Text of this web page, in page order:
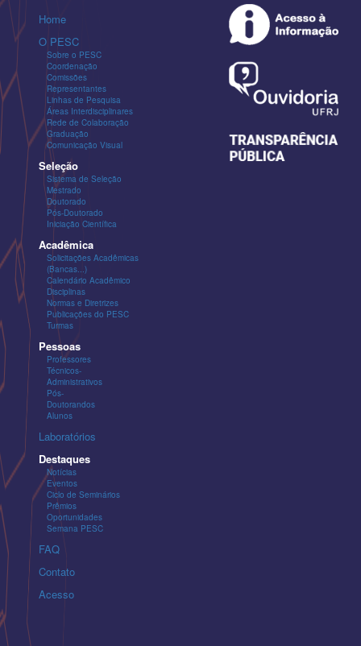
Home
O PESC
Sobre o PESC
Coordenação
Comissões
Representantes
Linhas de Pesquisa
Áreas Interdisciplinares
Rede de Colaboração
Graduação
Comunicação Visual
Seleção
Sistema de Seleção
Mestrado
Doutorado
Pós-Doutorado
Iniciação Científica
Acadêmica
Solicitações Acadêmicas
(Bancas...)
Calendário Acadêmico
Disciplinas
Normas e Diretrizes
Publicações do PESC
Turmas
Pessoas
Professores
Técnicos-
Administrativos
Pós-
Doutorandos
Alunos
Laboratórios
Destaques
Notícias
Eventos
Ciclo de Seminários
Prêmios
Oportunidades
Semana PESC
FAQ
Contato
Acesso